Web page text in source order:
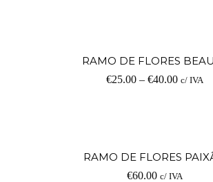
RAMO DE FLORES
€25.00– €40.00 c/ IVA
RAMO DE FLORES
€60.00 c/ IVA